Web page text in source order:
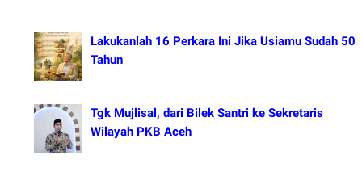
Lakukanlah 16 Perkara Ini Jika Usiamu Sudah 50
Tahun
Tgk Mujlisal, dari Bilek Santri ke Sekretaris
Wilayah PKB Aceh